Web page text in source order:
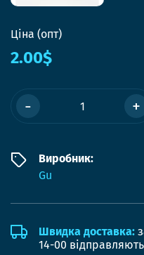
Ціна (опт)
2.00$
- +
Виробник:
Gu
Швидка доставка:
14-00